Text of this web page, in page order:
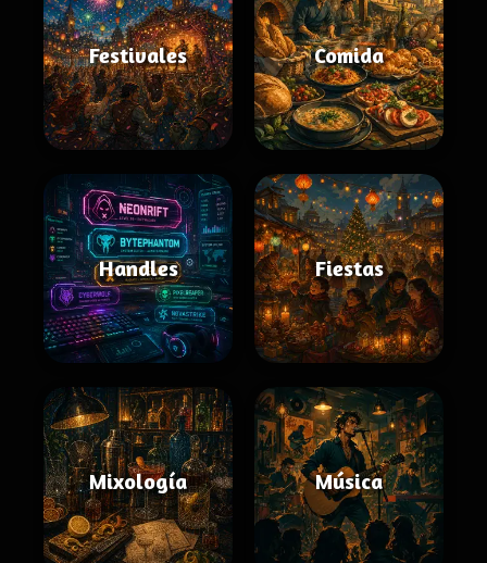
Festivales Comida
Handles Fiestas
Mixología Música